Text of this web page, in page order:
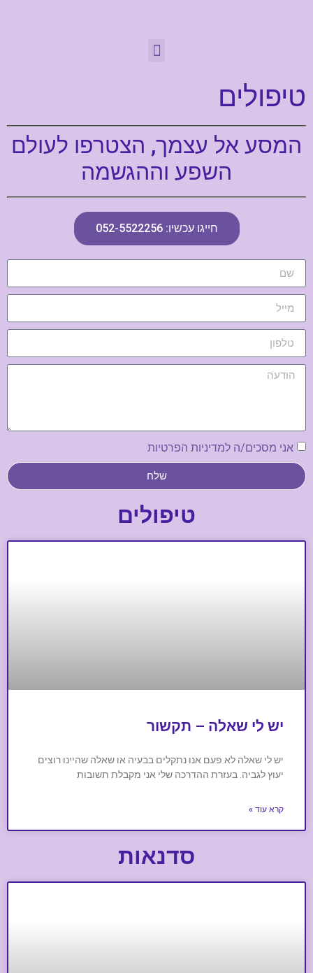
טיפולים
המסע אל עצמך, הצטרפו לעולם
השפע וההגשמה
חייגו עכשיו: 052-5522256
אני מסכים/ה למדיניות הפרטיות
שלח
טיפולים
יש לי שאלה – תקשור
יש לי שאלה לא פעם אנו נתקלים בבעיה או שאלה שהיינו רוצים
יעוץ לגביה. בעזרת ההדרכה שלי אני מקבלת תשובות
קרא עוד »
סדנאות